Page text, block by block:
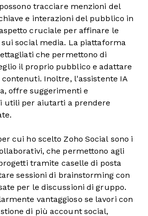
tracciare menzioni del
e interazioni del pubblico in
cruciale per affinare le
social media. La piattaforma
che permettono di
il proprio pubblico e adattare
contenuti. Inoltre, l'assistente IA
offre suggerimenti e
utili per aiutarti a prendere
cui ho scelto Zoho Social sono i
che permettono agli
tramite caselle di posta
sessioni di brainstorming con
per le discussioni di gruppo.
vantaggioso se lavori con
di più account social,